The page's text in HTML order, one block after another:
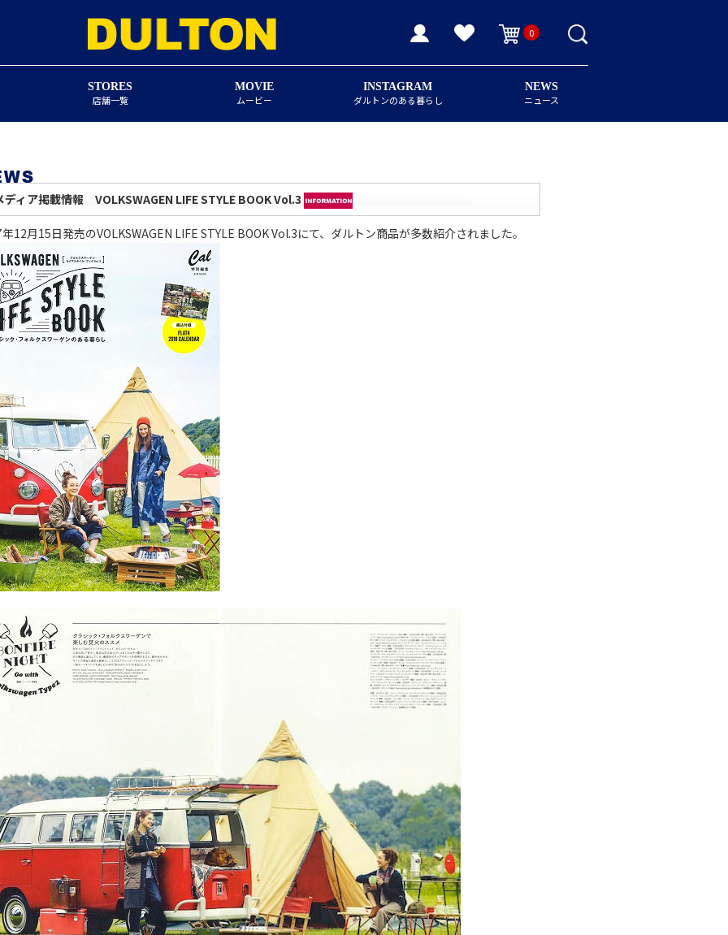
0
STORES
店舗一覧
MOVIE
ムービー
INSTAGRAM
ダルトンのある暮らし
NEWS
ニュース
ディア掲載情報 VOLKSWAGEN LIFE STYLE BOOK Vol.3
12月15日発売のVOLKSWAGEN LIFE STYLE BOOK Vol.3にて、ダルトン商品が多数紹介されました。